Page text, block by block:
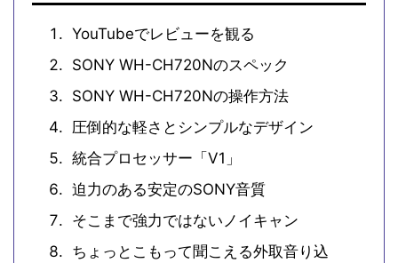
YouTubeでレビューを観る
SONY WH-CH720Nのスペック
SONY WH-CH720Nの操作方法
圧倒的な軽さとシンプルなデザイン
統合プロセッサー「V1」
迫力のある安定のSONY音質
そこまで強力ではないノイキャン
ちょっとこもって聞こえる外取音り込